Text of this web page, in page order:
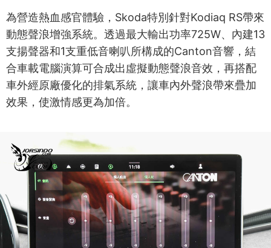
為營造熱血感官體驗，Skoda特別針對Kodiaq RS帶來
動態聲浪增強系統。透過最大輸出功率725W、內建13
支揚聲器和1支重低音喇叭所構成的Canton音響，結
合車載電腦演算可合成出虛擬動態聲浪音效，再搭配
車外經原廠優化的排氣系統，讓車內外聲浪帶來疊加
效果，使激情感更為加倍。